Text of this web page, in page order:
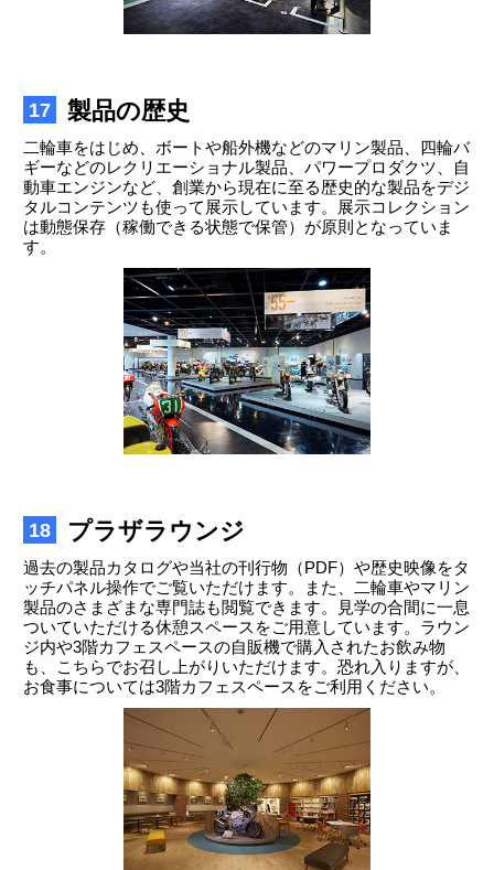
17 製品の歴史
二輪車をはじめ、ボートや船外機などのマリン製品、四輪バ
ギーなどのレクリエーショナル製品、パワープロダクツ、自
動車エンジンなど、創業から現在に至る歴史的な製品をデジ
タルコンテンツも使って展示しています。展示コレクション
は動態保存（稼働できる状態で保管）が原則となっていま
す。
18 プラザラウンジ
過去の製品カタログや当社の刊行物（PDF）や歴史映像をタ
ッチパネル操作でご覧いただけます。また、二輪車やマリン
製品のさまざまな専門誌も閲覧できます。見学の合間に一息
ついていただける休憩スペースをご用意しています。ラウン
ジ内や3階カフェスペースの自販機で購入されたお飲み物
も、こちらでお召し上がりいただけます。恐れ入りますが、
お食事については3階カフェスペースをご利用ください。